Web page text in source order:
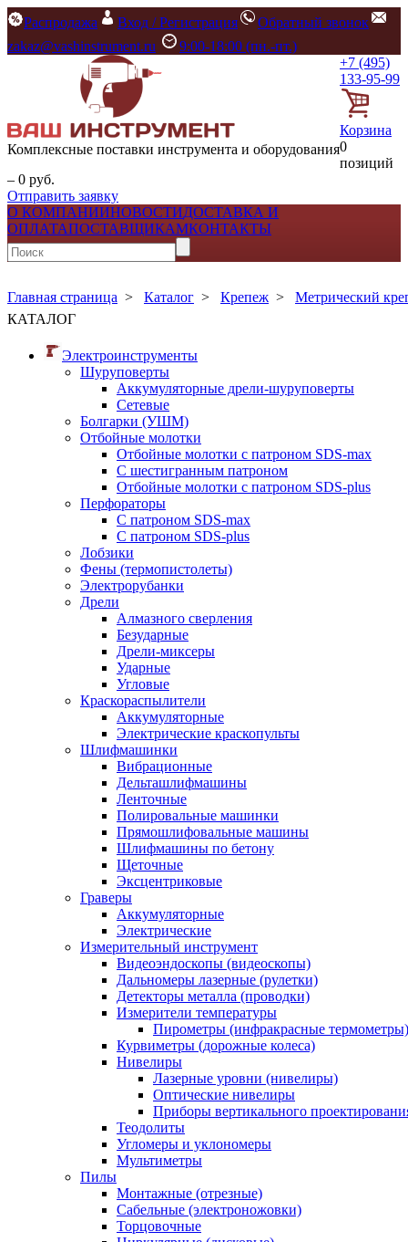
Распродажа Вход / Регистрация
Обратный звонок
zakaz@vashinstrument.ru
9:00-18:00 (пн.-пт.)
Комплексные поставки инструмента и оборудования
+7 (495)
133-95-99
Корзина
0
позиций
– 0 руб.
Отправить заявку
О КОМПАНИИНОВОСТИДОСТАВКА И
ОПЛАТАПОСТАВЩИКАМКОНТАКТЫ
Главная страница > Каталог > Крепеж > Метрический
КАТАЛОГ
Электроинструменты
Шуруповерты
Аккумуляторные дрели-шуруповерты
Сетевые
Болгарки (УШМ)
Отбойные молотки
Отбойные молотки с патроном SDS-max
С шестигранным патроном
Отбойные молотки с патроном SDS-plus
Перфораторы
С патроном SDS-max
С патроном SDS-plus
Лобзики
Фены (термопистолеты)
Электрорубанки
Дрели
Алмазного сверления
Безударные
Дрели-миксеры
Ударные
Угловые
Краскораспылители
Аккумуляторные
Электрические краскопульты
Шлифмашинки
Вибрационные
Дельташлифмашины
Ленточные
Полировальные машинки
Прямошлифовальные машины
Шлифмашины по бетону
Щеточные
Эксцентриковые
Граверы
Аккумуляторные
Электрические
Измерительный инструмент
Видеоэндоскопы (видеоскопы)
Дальномеры лазерные (рулетки)
Детекторы металла (проводки)
Измерители температуры
Пирометры (инфракрасные термометры)
Курвиметры (дорожные колеса)
Нивелиры
Лазерные уровни (нивелиры)
Оптические нивелиры
Приборы вертикального
Теодолиты
Угломеры и уклономеры
Мультиметры
Пилы
Монтажные (отрезные)
Сабельные (электроножовки)
Торцовочные